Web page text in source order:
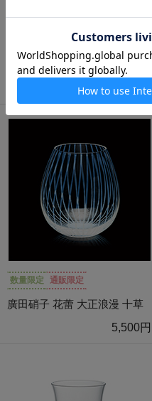
通販限定
廣田硝子 Yグラス L クリア
3,080円
数量限定 通販限定
廣田硝子 花蕾 大正浪漫 十草
5,500円